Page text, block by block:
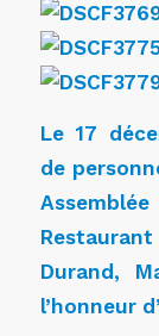
Le 17
de
Durand,
l’honneur